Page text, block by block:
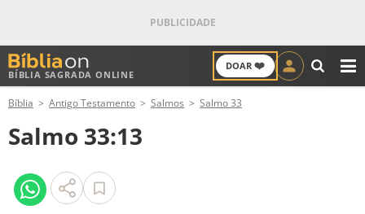
BÍBLIA SAGRADA ONLINE
DOAR ❤️
ANTIGO TESTAMENTO
NOVO TESTAMENTO
VERSÍCULOS
Bíblia Antigo Testamento Salmos Salmo 33
Salmo 33:13